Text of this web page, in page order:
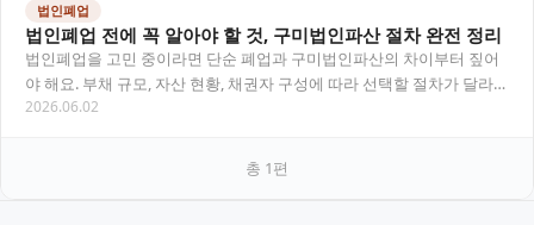
법인폐업
법인폐업 전에 꼭 알아야 할 것, 구미법인파산 절차 완전 정리
법인폐업을 고민 중이라면 단순 폐업과 구미법인파산의 차이부터 짚어
야 해요. 부채 규모, 자산 현황, 채권자 구성에 따라 선택할 절차가 달라지
며, 잘못 판단하면 대표자 개인 책임으로…
2026.06.02
총 1편